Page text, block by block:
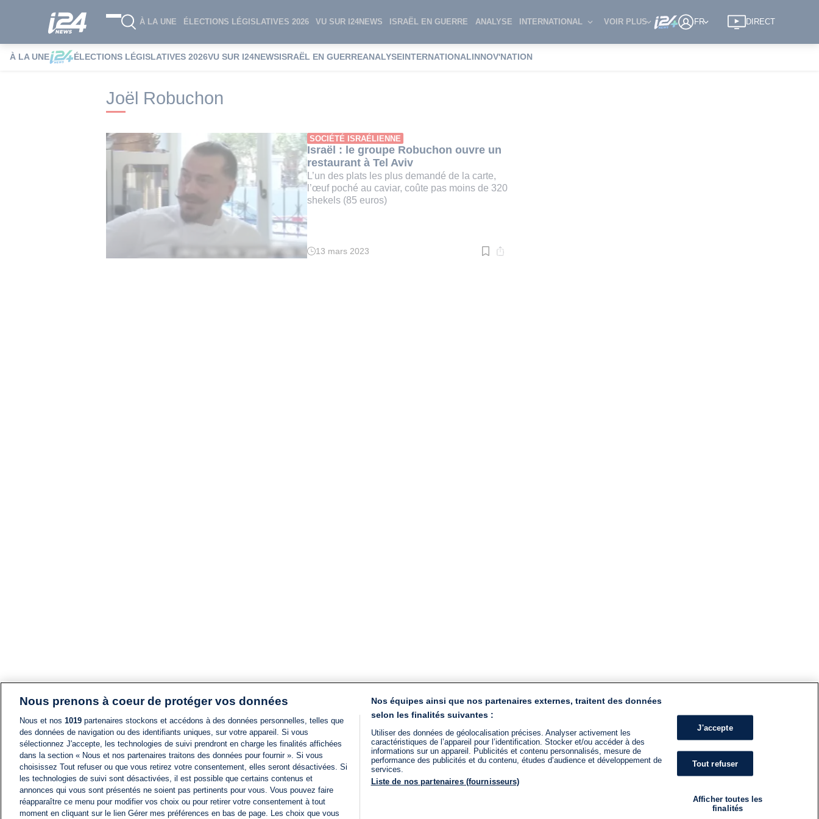
À LA UNE ÉLECTIONS LÉGISLATIVES 2026 VU SUR I24NEWS ISRAËL EN GUERRE ANALYSE INTERNATIONAL VOIR PLUS FR DIRECT
À LA UNE ÉLECTIONS LÉGISLATIVES 2026VU SUR I24NEWSISRAËL EN GUERREANALYSEINTERNATIONALINNOV'NATION
i24NEWS i24NEWS Tags index Joël Robuchon
Joël Robuchon
SOCIÉTÉ ISRAÉLIENNE
Israël : le groupe Robuchon ouvre un
restaurant à Tel Aviv
L’un des plats les plus demandé de la carte,
l’œuf poché au caviar, coûte pas moins de 320
shekels (85 euros)
Temps
13 mars 2023
Nous prenons à coeur de protéger vos données
Nous et nos 1019 partenaires stockons et accédons à des données personnelles, telles que
des données de navigation ou des identifiants uniques, sur votre appareil. Si vous
sélectionnez J'accepte, les technologies de suivi prendront en charge les finalités affichées
dans la section « Nous et nos partenaires traitons des données pour fournir ». Si vous
choisissez Tout refuser ou que vous retirez votre consentement, elles seront désactivées. Si
les technologies de suivi sont désactivées, il est possible que certains contenus et
annonces qui vous sont présentés ne soient pas pertinents pour vous. Vous pouvez faire
réapparaître ce menu pour modifier vos choix ou pour retirer votre consentement à tout
moment en cliquant sur le lien Gérer mes préférences en bas de page. Les choix que vous
Nos équipes ainsi que nos partenaires externes, traitent des données
selon les finalités suivantes :
Utiliser des données de géolocalisation précises. Analyser activement les
caractéristiques de l’appareil pour l’identification. Stocker et/ou accéder à des
informations sur un appareil. Publicités et contenu personnalisés, mesure de
performance des publicités et du contenu, études d’audience et développement de
services.
Liste de nos partenaires (fournisseurs)
J'accepte
Tout refuser
Afficher toutes les
finalités